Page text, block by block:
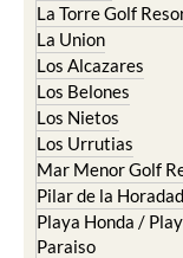
La Torre Golf
La Union
Los Alcazares
Los Belones
Los Nietos
Los Urrutias
Mar Menor Golf
Pilar de la
Playa Honda /
Paraiso